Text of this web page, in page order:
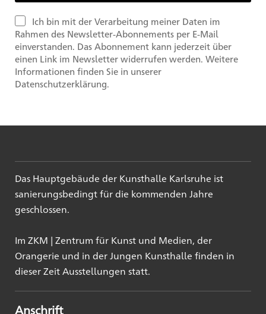
Ich bin mit der Verarbeitung meiner Daten im
Rahmen des Newsletter-Abonnements per E-Mail
einverstanden. Das Abonnement kann jederzeit über
einen Link im Newsletter widerrufen werden. Weitere
Informationen finden Sie in unserer
Datenschutzerklärung.
Das Hauptgebäude der Kunsthalle Karlsruhe ist
sanierungsbedingt für die kommenden Jahre
geschlossen.
Im ZKM | Zentrum für Kunst und Medien, der
Orangerie und in der Jungen Kunsthalle finden in
dieser Zeit Ausstellungen statt.
Anschrift